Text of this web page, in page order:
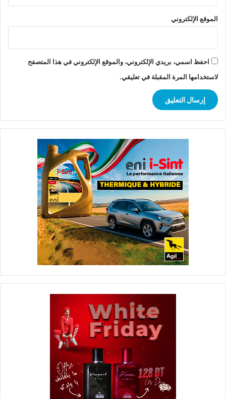
الموقع الإلكتروني
احفظ اسمي، بريدي الإلكتروني، والموقع الإلكتروني في هذا المتصفح
لاستخدامها المرة المقبلة في تعليقي.